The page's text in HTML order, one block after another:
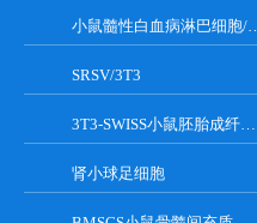
小鼠髓性白血病淋巴细
SRSV/3T3
3T3-SWISS小鼠胚胎成纤维细胞
肾小球足细胞